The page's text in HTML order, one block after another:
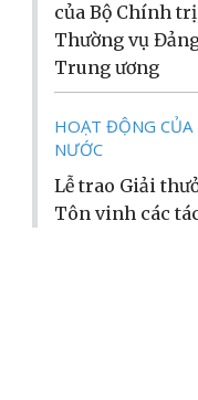
của Bộ Chính
Thường vụ
Trung ương
HOẠT ĐỘNG
NƯỚC
Lễ trao Giải
Tôn vinh các